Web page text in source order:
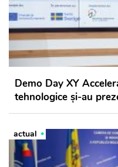
Demo Day XY
tehnologice și-au
actual